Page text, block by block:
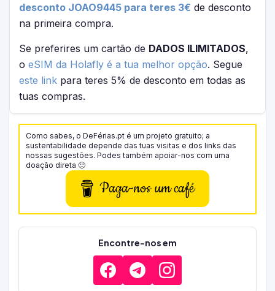
desconto JOAO9445 para teres 3€ de desconto
na primeira compra.
Se preferires um cartão de DADOS ILIMITADOS,
o eSIM da Holafly é a tua melhor opção. Segue
este link para teres 5% de desconto em todas as
tuas compras.
Como sabes, o DeFérias.pt é um projeto gratuito; a
sustentabilidade depende das tuas visitas e dos links das
nossas sugestões. Podes também apoiar-nos com uma
doação direta 🙂
Paga-nos um café
Encontre-nos em